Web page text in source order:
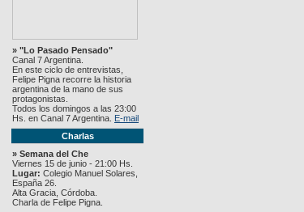
» "Lo Pasado Pensado"
Canal 7 Argentina.
En este ciclo de entrevistas,
Felipe Pigna recorre la historia
argentina de la mano de sus
protagonistas.
Todos los domingos a las 23:00
Hs. en Canal 7 Argentina. E-mail
Charlas
» Semana del Che
Viernes 15 de junio - 21:00 Hs.
Lugar: Colegio Manuel Solares,
España 26.
Alta Gracia, Córdoba.
Charla de Felipe Pigna.